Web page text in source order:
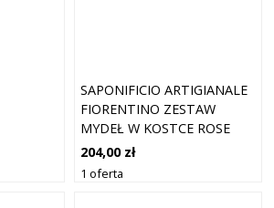
SAPONIFICIO ARTIGIANALE
FIORENTINO ZESTAW
MYDEŁ W KOSTCE ROSE
SET 125 G
204,00 zł
1 oferta